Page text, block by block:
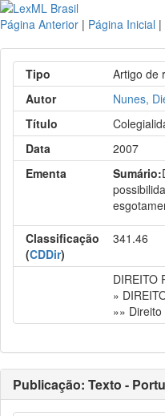
Página Anterior | Página Inicial |
Tipo
Artigo de
Autor
Nunes,
Título
Data
2007
Ementa
Sumário:
Classificação
(CDDir)
341.46
DIREITO
»
»»
Publicação: Texto -